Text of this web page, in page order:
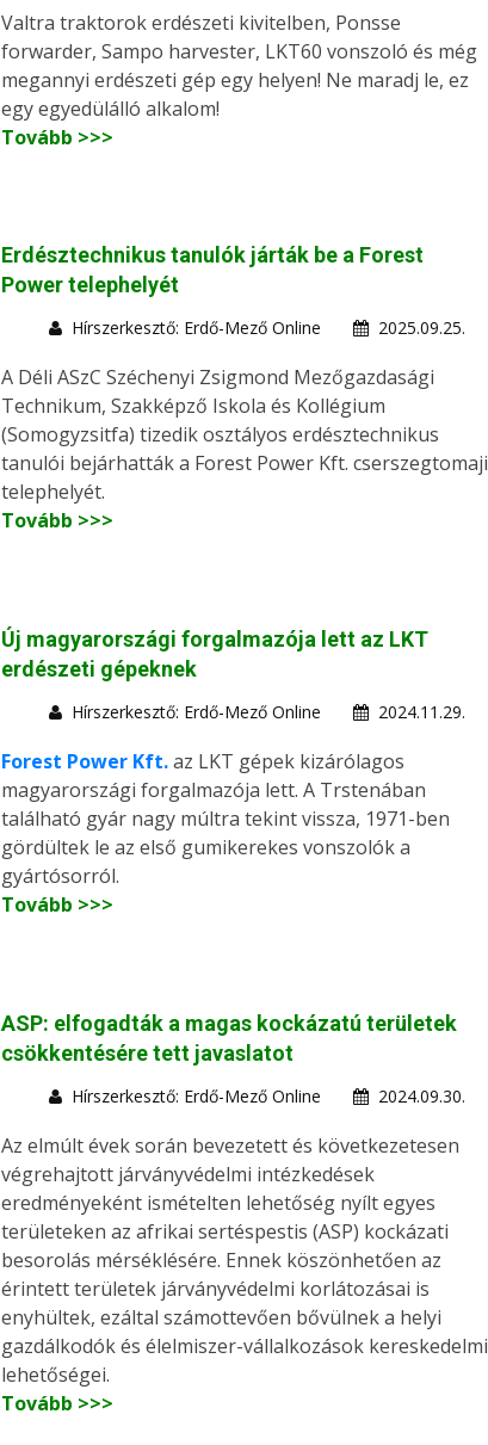
Valtra traktorok erdészeti kivitelben, Ponsse
forwarder, Sampo harvester, LKT60 vonszoló és még
megannyi erdészeti gép egy helyen! Ne maradj le, ez
egy egyedülálló alkalom!
Tovább >>>
Erdésztechnikus tanulók járták be a Forest
Power telephelyét
Hírszerkesztő: Erdő-Mező Online 2025.09.25.
A Déli ASzC Széchenyi Zsigmond Mezőgazdasági
Technikum, Szakképző Iskola és Kollégium
(Somogyzsitfa) tizedik osztályos erdésztechnikus
tanulói bejárhatták a Forest Power Kft. cserszegtomaji
telephelyét.
Tovább >>>
Új magyarországi forgalmazója lett az LKT
erdészeti gépeknek
Hírszerkesztő: Erdő-Mező Online 2024.11.29.
Forest Power Kft.az LKT gépek kizárólagos
magyarországi forgalmazója lett. A Trstenában
található gyár nagy múltra tekint vissza, 1971-ben
gördültek le az első gumikerekes vonszolók a
gyártósorról.
Tovább >>>
ASP: elfogadták a magas kockázatú területek
csökkentésére tett javaslatot
Hírszerkesztő: Erdő-Mező Online 2024.09.30.
Az elmúlt évek során bevezetett és következetesen
végrehajtott járványvédelmi intézkedések
eredményeként ismételten lehetőség nyílt egyes
területeken az afrikai sertéspestis (ASP) kockázati
besorolás mérséklésére. Ennek köszönhetően az
érintett területek járványvédelmi korlátozásai is
enyhültek, ezáltal számottevően bővülnek a helyi
gazdálkodók és élelmiszer-vállalkozások kereskedelmi
lehetőségei.
Tovább >>>